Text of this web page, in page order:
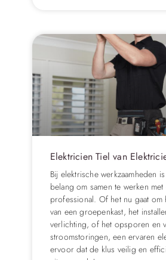
Elektricien Tiel van
Bij elektrische werkzaamheden
belang om samen te werken met
professional. Of het nu gaat om
van een groepenkast, het
verlichting, of het opsporen en
stroomstoringen, een ervaren
ervoor dat de klus veilig en